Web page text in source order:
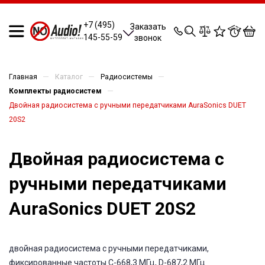
+7 (495)
145-55-59
Заказать
звонок
0 0 0 0
Главная — Каталог — Радиосистемы —
Комплекты радиосистем —
Двойная радиосистема с ручными передатчиками AuraSonics DUET
20S2
Двойная радиосистема с
ручными передатчиками
AuraSonics DUET 20S2
двойная радиосистема с ручными передатчиками,
фиксированные частоты C-668,3 МГц, D-687,2 МГц